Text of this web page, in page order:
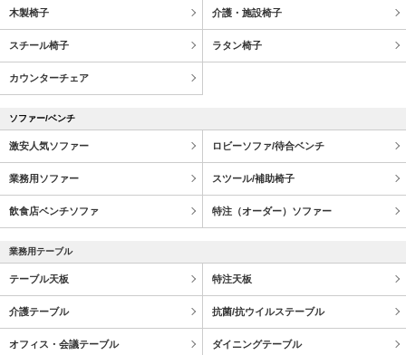
木製椅子 介護・施設椅子
スチール椅子 ラタン椅子
カウンターチェア
ソファー/ベンチ
激安人気ソファー ロビーソファ/待合ベンチ
業務用ソファー スツール/補助椅子
飲食店ベンチソファ 特注（オーダー）ソファー
業務用テーブル
テーブル天板 特注天板
介護テーブル 抗菌/抗ウイルステーブル
オフィス・会議テーブル ダイニングテーブル